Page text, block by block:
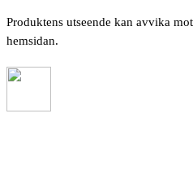
Produktens utseende kan avvika
hemsidan.